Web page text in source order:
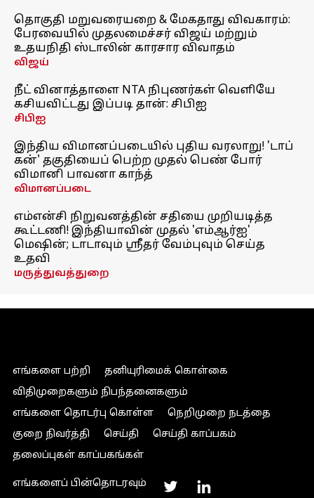
தொகுதி மறுவரையறை & மேகதாது விவகாரம்:
பேரவையில் முதலமைச்சர் விஜய் மற்றும்
உதயநிதி ஸ்டாலின் காரசார விவாதம்
விஜய்
நீட் வினாத்தாளை NTA நிபுணர்கள் வெளியே
கசியவிட்டது இப்படி தான்: சிபிஐ
சிபிஐ
இந்திய விமானப்படையில் புதிய வரலாறு! 'டாப்
கன்' தகுதியைப் பெற்ற முதல் பெண் போர்
விமானி பாவனா காந்த்
விமானப்படை
எம்என்சி நிறுவனத்தின் சதியை முறியடித்த
கூட்டணி! இந்தியாவின் முதல் 'எம்ஆர்ஐ'
மெஷின்; டாடாவும் ஸ்ரீதர் வேம்புவும் செய்த
உதவி
மருத்துவத்துறை
எங்களை பற்றி
தனியுரிமைக் கொள்கை
விதிமுறைகளும் நிபந்தனைகளும்
எங்களை தொடர்பு கொள்ள
நெறிமுறை நடத்தை
குறை நிவர்த்தி
செய்தி
செய்தி காப்பகம்
தலைப்புகள் காப்பகங்கள்
எங்களைப் பின்தொடரவும்